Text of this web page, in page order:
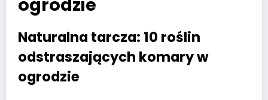
ogrodzie
Naturalna tarcza: 10 roślin
odstraszających komary w
ogrodzie